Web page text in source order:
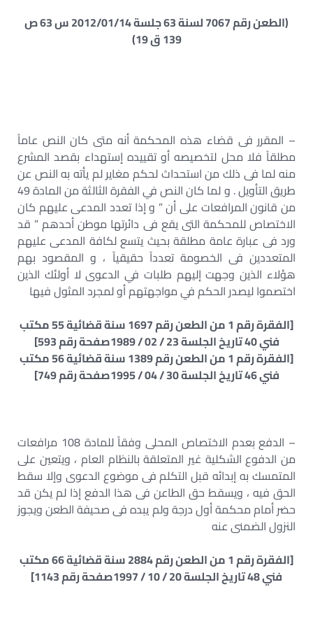
(الطعن رقم 7067 لسنة 63 جلسة 2012/01/14 س 63 ص
139 ق 19)
– المقرر فى قضاء هذه المحكمة أنه متى كان النص عاماً
مطلقاً فلا محل لتخصيصه أو تقييده إستهداء بقصد المشرع
منه لما فى ذلك من استحداث لحكم مغاير لم يأته به النص عن
طريق التأويل . و لما كان النص في الفقرة الثالثة من المادة 49
من قانون المرافعات على أن ” و إذا تعدد المدعى عليهم كان
الاختصاص للمحكمة التى يقع فى دائرتها موطن أحدهم ” قد
ورد فى عبارة عامة مطلقة بحيث يتسع لكافة المدعى عليهم
المتعددين فى الخصومة تعدداً حقيقياً ، و المقصود بهم
هؤلاء الذين وجهت إليهم طلبات في الدعوى لا أولئك الذين
اختصموا ليصدر الحكم في مواجهتهم أو لمجرد المثول فيها
[الفقرة رقم 1 من الطعن رقم 1697 سنة قضائية 55 مكتب
فني 40 تاريخ الجلسة 23 / 02 / 1989صفحة رقم 593]
[الفقرة رقم 1 من الطعن رقم 1389 سنة قضائية 56 مكتب
فني 46 تاريخ الجلسة 30 / 04 / 1995صفحة رقم 749]
– الدفع بعدم الاختصاص المحلى وفقاً للمادة 108 مرافعات
من الدفوع الشكلية غير المتعلقة بالنظام العام ، ويتعين على
المتمسك به إبدائه قبل التكلم فى موضوع الدعوى وإلا سقط
الحق فيه ، ويسقط حق الطاعن فى هذا الدفع إذا لم يكن قد
حضر أمام محكمة أول درجة ولم يبده فى صحيفة الطعن ويجوز
النزول الضمنى عنه
[الفقرة رقم 1 من الطعن رقم 2884 سنة قضائية 66 مكتب
فني 48 تاريخ الجلسة 20 / 10 / 1997صفحة رقم 1143]